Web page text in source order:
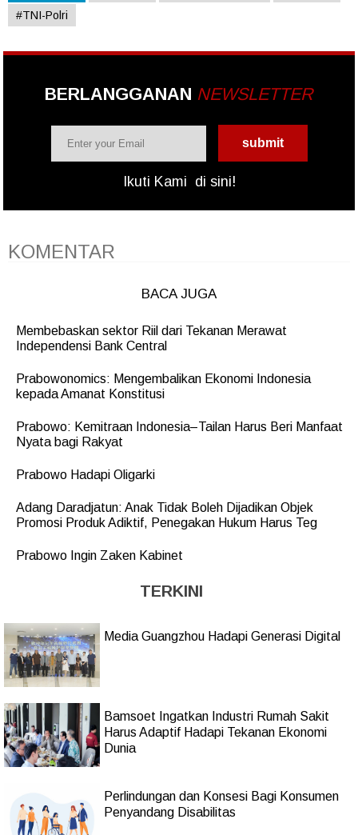
#TNI-Polri
BERLANGGANAN NEWSLETTER
Ikuti Kami di sini!
KOMENTAR
BACA JUGA
Membebaskan sektor Riil dari Tekanan Merawat
Independensi Bank Central
Prabowonomics: Mengembalikan Ekonomi Indonesia
kepada Amanat Konstitusi
Prabowo: Kemitraan Indonesia–Tailan Harus Beri Manfaat
Nyata bagi Rakyat
Prabowo Hadapi Oligarki
Adang Daradjatun: Anak Tidak Boleh Dijadikan Objek
Promosi Produk Adiktif, Penegakan Hukum Harus Teg
Prabowo Ingin Zaken Kabinet
TERKINI
Media Guangzhou Hadapi Generasi Digital
Bamsoet Ingatkan Industri Rumah Sakit
Harus Adaptif Hadapi Tekanan Ekonomi
Dunia
Perlindungan dan Konsesi Bagi Konsumen
Penyandang Disabilitas